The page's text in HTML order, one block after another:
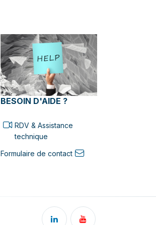
BESOIN D'AIDE ?
RDV & Assistance
technique
Formulaire de contact